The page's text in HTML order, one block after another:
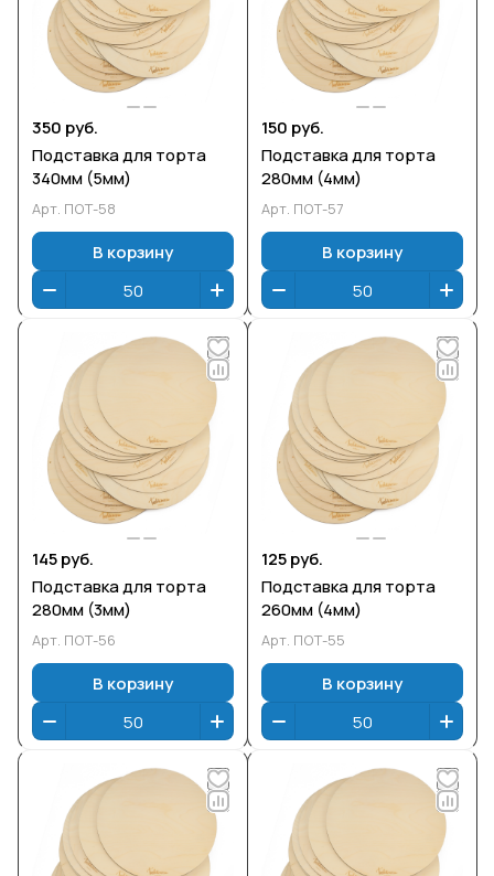
350 руб.
Подставка для торта
340мм (5мм)
Арт. ПОТ-58
В корзину
150 руб.
Подставка для торта
280мм (4мм)
Арт. ПОТ-57
В корзину
145 руб.
Подставка для торта
280мм (3мм)
Арт. ПОТ-56
В корзину
125 руб.
Подставка для торта
260мм (4мм)
Арт. ПОТ-55
В корзину